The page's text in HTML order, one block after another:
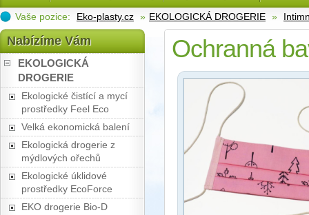
Vaše pozice: Eko-plasty.cz » EKOLOGICKÁ DROGERIE »
Nabízíme Vám
EKOLOGICKÁ
DROGERIE
Ekologické čistící a mycí
prostředky Feel Eco
Velká ekonomická balení
Ekologická drogerie z
mýdlových ořechů
Ekologické úklidové
prostředky EcoForce
EKO drogerie Bio-D
Ochranná